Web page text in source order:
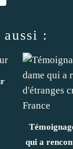
aussi :
qui a